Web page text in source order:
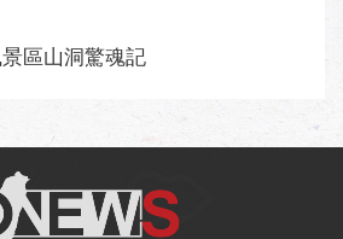
區山洞驚魂記